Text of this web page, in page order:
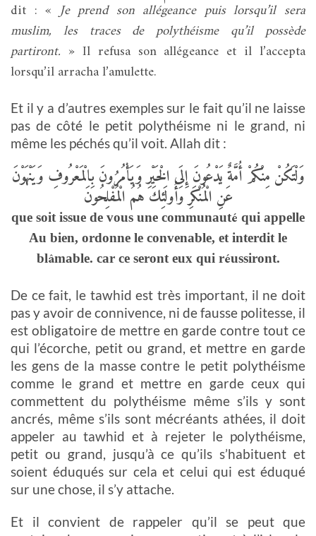
dit : «Je prend son allégeance puis lorsqu’il sera
muslim, les traces de polythéisme qu’il possède
partiront. » Il refusa son allégeance et il l’accepta
lorsqu’il arracha l’amulette.
Et il y a d’autres exemples sur le fait qu’il ne laisse
pas de côté le petit polythéisme ni le grand, ni
même les péchés qu’il voit. Allah dit :
وَلْتَكُنْ مِنْكُمْ أُمَّةٌ يَدْعُونَ إِلَى الْخَيْرِ وَيَأْمُرُونَ بِالْمَعْرُوفِ وَيَنْهَوْنَ
عَنِ الْمُنْكَرِ وَأُولَئِكَ هُمُ الْمُفْلِحُونَ
que soit issue de vous une communauté qui appelle
Au bien, ordonne le convenable, et interdit le
blâmable. car ce seront eux qui réussiront.
De ce fait, le tawhid est très important, il ne doit
pas y avoir de connivence, ni de fausse politesse, il
est obligatoire de mettre en garde contre tout ce
qui l’écorche, petit ou grand, et mettre en garde
les gens de la masse contre le petit polythéisme
comme le grand et mettre en garde ceux qui
commettent du polythéisme même s’ils y sont
ancrés, même s’ils sont mécréants athées, il doit
appeler au tawhid et à rejeter le polythéisme,
petit ou grand, jusqu’à ce qu’ils s’habituent et
soient éduqués sur cela et celui qui est éduqué
sur une chose, il s’y attache.
Et il convient de rappeler qu’il se peut que